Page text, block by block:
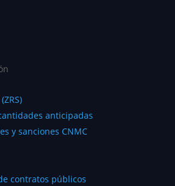
anticipadas
y sanciones CNMC
contratos públicos